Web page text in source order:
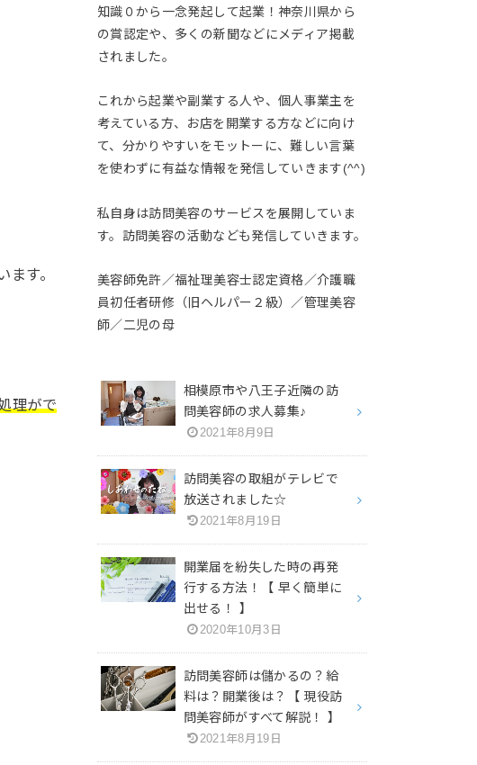
す。
理がで
知識０から一念発起して起業！神奈川県から
の賞認定や、多くの新聞などにメディア掲載
されました。
これから起業や副業する人や、個人事業主を
考えている方、お店を開業する方などに向け
て、分かりやすいをモットーに、難しい言葉
を使わずに有益な情報を発信していきます(^^)
私自身は訪問美容のサービスを展開していま
す。訪問美容の活動なども発信していきます。
美容師免許／福祉理美容士認定資格／介護職
員初任者研修（旧ヘルパー２級）／管理美容
師／二児の母
相模原市や八王子近隣の訪
問美容師の求人募集♪
2021年8月9日
訪問美容の取組がテレビで
放送されました☆
2021年8月19日
開業届を紛失した時の再発
行する方法！【 早く簡単に
出せる！ 】
2020年10月3日
訪問美容師は儲かるの？給
料は？開業後は？【 現役訪
問美容師がすべて解説！ 】
2021年8月19日